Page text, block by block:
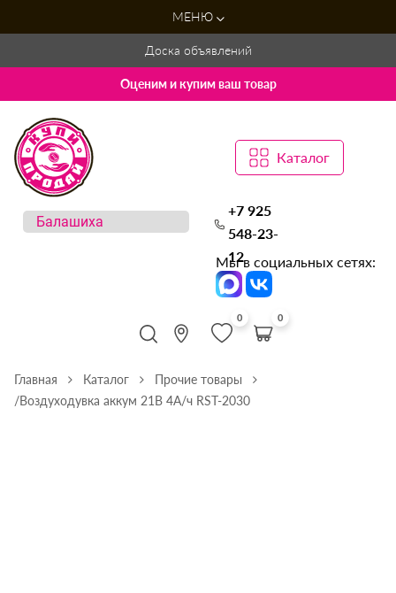
МЕНЮ
Доска объявлений
Оценим и купим ваш товар
Каталог
+7 925
548-23-
12
Мы в социальных сетях:
0 0
Главная Каталог
Прочие товары
/Воздуходувка аккум 21В 4А/ч RST-2030